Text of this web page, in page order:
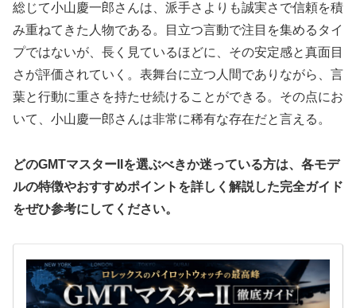
総じて小山慶一郎さんは、派手さよりも誠実さで信頼を積
み重ねてきた人物である。目立つ言動で注目を集めるタイ
プではないが、長く見ているほどに、その安定感と真面目
さが評価されていく。表舞台に立つ人間でありながら、言
葉と行動に重さを持たせ続けることができる。その点にお
いて、小山慶一郎さんは非常に稀有な存在だと言える。
どのGMTマスターIIを選ぶべきか迷っている方は、各モデ
ルの特徴やおすすめポイントを詳しく解説した完全ガイド
をぜひ参考にしてください。